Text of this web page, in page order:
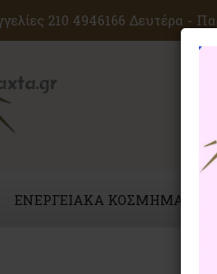
210 4946166 Δευτέρα -
ΕΝΕΡΓΕΙΑΚΑ ΚΟΣΜΗΜΑΤΑ